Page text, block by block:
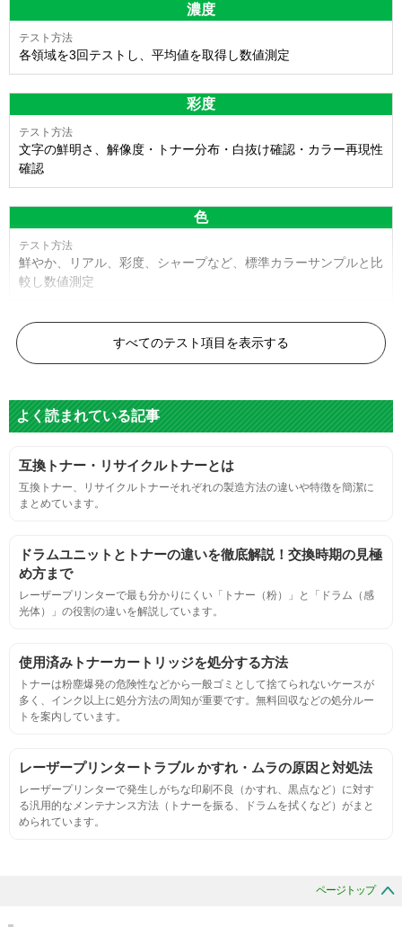
濃度
各領域を3回テストし、平均値を取得し数値測定
彩度
文字の鮮明さ、解像度・トナー分布・白抜け確認・カラー再現性
確認
色
鮮やか、リアル、彩度、シャープなど、標準カラーサンプルと比
較し数値測定
グレースケール
目視検査にて数値測定
連続印刷時の安定した印刷枚数測定
定着度
摩擦試験機で濃度値を測定
適合性
生涯印刷
すべてのテスト項目を表示する
よく読まれている記事
互換トナー・リサイクルトナーとは
互換トナー、リサイクルトナーそれぞれの製造方法の違いや特徴を簡潔に
まとめています。
ドラムユニットとトナーの違いを徹底解説！交換時期の見極
め方まで
レーザープリンターで最も分かりにくい「トナー（粉）」と「ドラム（感
光体）」の役割の違いを解説しています。
使用済みトナーカートリッジを処分する方法
トナーは粉塵爆発の危険性などから一般ゴミとして捨てられないケースが
多く、インク以上に処分方法の周知が重要です。無料回収などの処分ルー
トを案内しています。
レーザープリンタートラブル かすれ・ムラの原因と対処法
レーザープリンターで発生しがちな印刷不良（かすれ、黒点など）に対す
る汎用的なメンテナンス方法（トナーを振る、ドラムを拭くなど）がまと
められています。
ページトップ